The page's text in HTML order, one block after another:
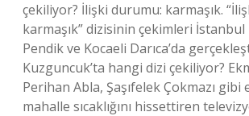
çekiliyor? İlişki durumu: karmaşık.
karmaşık” dizisinin çekimleri
Pendik ve Kocaeli Darıca’da
Kuzguncuk’ta hangi dizi çekiliyor?
Perihan Abla, Şaşıfelek Çokmazı gibi
mahalle sıcaklığını hissettiren